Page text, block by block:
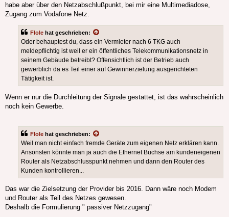
habe aber über den Netzabschlußpunkt, bei mir eine Multimediadose,
Zugang zum Vodafone Netz.
Flole hat geschrieben:
Oder behauptest du, dass ein Vermieter nach 6 TKG auch
meldepflichtig ist weil er ein öffentliches Telekommunikationsnetz in
seinem Gebäude betreibt? Offensichtlich ist der Betrieb auch
gewerblich da es Teil einer auf Gewinnerzielung ausgerichteten
Tätigkeit ist.
Wenn er nur die Durchleitung der Signale gestattet, ist das wahrscheinlich
noch kein Gewerbe.
Flole hat geschrieben:
Weil man nicht einfach fremde Geräte zum eigenen Netz erklären kann.
Ansonsten könnte man ja auch die Ethernet Buchse am kundeneigenen
Router als Netzabschlusspunkt nehmen und dann den Router des
Kunden kontrollieren...
Das war die Zielsetzung der Provider bis 2016. Dann wäre noch Modem
und Router als Teil des Netzes gewesen.
Deshalb die Formulierung " passiver Netzzugang"